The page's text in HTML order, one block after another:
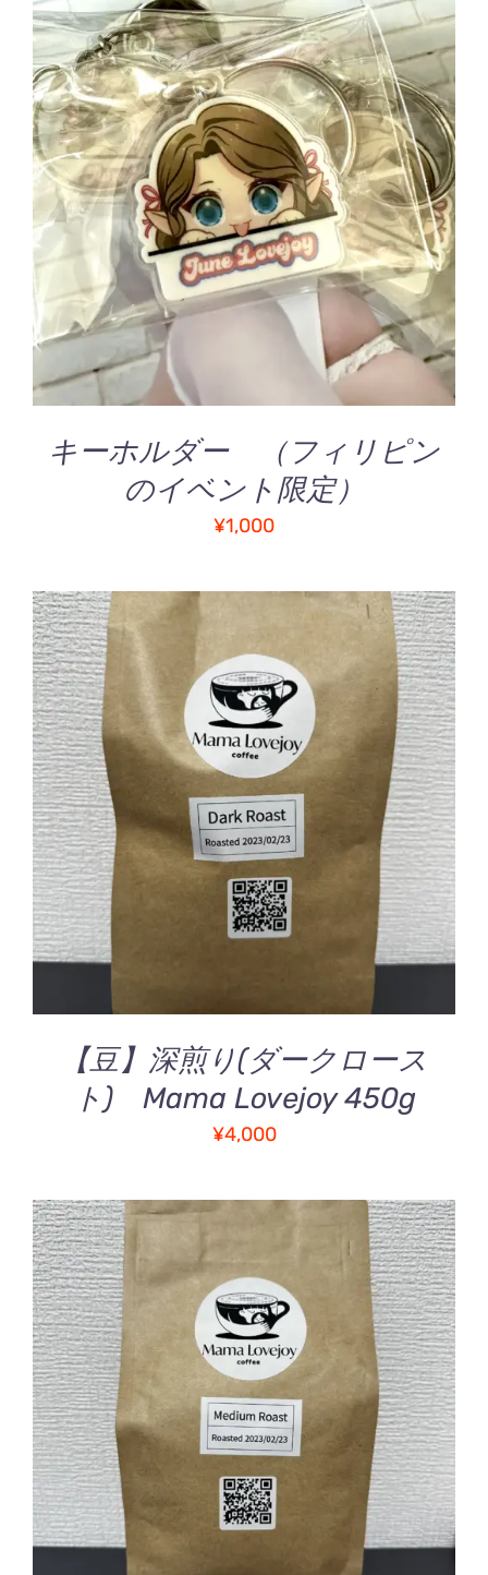
お買い物カゴに追加
/
詳細
キーホルダー （フィリピン
のイベント限定）
¥1,000
お買い物カゴに追加
詳細
【豆】深煎り(ダークロース
ト) Mama Lovejoy 450g
¥4,000
お買い物カゴに追加
詳細